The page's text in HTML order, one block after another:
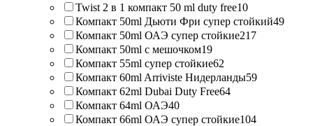
Twist 2 в 1 компакт 50 ml duty free10
Компакт 50ml Дьюти Фри супер стойкий49
Компакт 50ml ОАЭ супер стойкие217
Компакт 50ml с мешочком19
Компакт 55ml супер стойкие62
Компакт 60ml Arriviste Нидерланды59
Компакт 62ml Dubai Duty Free64
Компакт 64ml ОАЭ40
Компакт 66ml ОАЭ супер стойкие104